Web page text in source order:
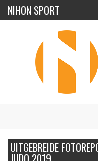
NIHON SPORT
UITGEBREIDE